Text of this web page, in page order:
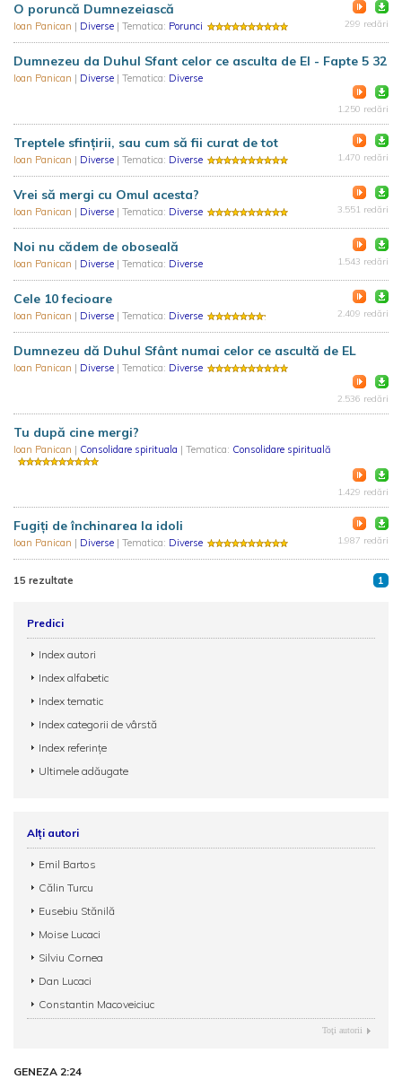
O poruncă Dumnezeiască
Ioan Panican | Diverse | Tematica: Porunci 299 redări
Dumnezeu da Duhul Sfant celor ce asculta de El - Fapte 5 32
Ioan Panican | Diverse | Tematica: Diverse
1.250 redări
Treptele sfințirii, sau cum să fii curat de tot
Ioan Panican | Diverse | Tematica: Diverse 1.470 redări
Vrei să mergi cu Omul acesta?
Ioan Panican | Diverse | Tematica: Diverse 3.551 redări
Noi nu cădem de oboseală
Ioan Panican | Diverse | Tematica: Diverse 1.543 redări
Cele 10 fecioare
Ioan Panican | Diverse | Tematica: Diverse 2.409 redări
Dumnezeu dă Duhul Sfânt numai celor ce ascultă de EL
Ioan Panican | Diverse | Tematica: Diverse
2.536 redări
Tu după cine mergi?
Ioan Panican | Consolidare spirituala | Tematica: Consolidare spirituală
1.429 redări
Fugiţi de închinarea la idoli
Ioan Panican | Diverse | Tematica: Diverse 1.987 redări
15 rezultate 1
Predici
Index autori
Index alfabetic
Index tematic
Index categorii de vârstă
Index referințe
Ultimele adăugate
Alți autori
Emil Bartos
Călin Turcu
Eusebiu Stănilă
Moise Lucaci
Silviu Cornea
Dan Lucaci
Constantin Macoveiciuc
Toţi autorii
GENEZA 2:24